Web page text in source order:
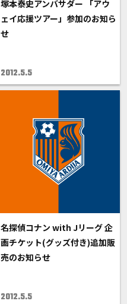
塚本泰史アンバサダー 「アウ
ェイ応援ツアー」参加のお知ら
せ
2012.5.5
名探偵コナン with Jリーグ 企
画チケット(グッズ付き)追加販
売のお知らせ
2012.5.5